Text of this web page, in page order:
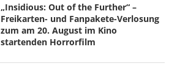
„Insidious: Out of the Further“ –
Freikarten- und Fanpakete-Verlosung
zum am 20. August im Kino
startenden Horrorfilm